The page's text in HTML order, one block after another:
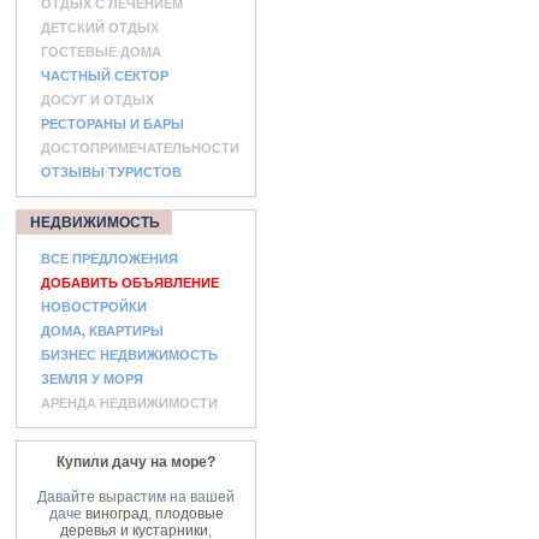
ОТДЫХ С ЛЕЧЕНИЕМ
ДЕТСКИЙ ОТДЫХ
ГОСТЕВЫЕ ДОМА
ЧАСТНЫЙ СЕКТОР
ДОСУГ И ОТДЫХ
РЕСТОРАНЫ И БАРЫ
ДОСТОПРИМЕЧАТЕЛЬНОСТИ
ОТЗЫВЫ ТУРИСТОВ
НЕДВИЖИМОСТЬ
ВСЕ ПРЕДЛОЖЕНИЯ
ДОБАВИТЬ ОБЪЯВЛЕНИЕ
НОВОСТРОЙКИ
ДОМА, КВАРТИРЫ
БИЗНЕС НЕДВИЖИМОСТЬ
ЗЕМЛЯ У МОРЯ
АРЕНДА НЕДВИЖИМОСТИ
Купили дачу на море?
Давайте вырастим на вашей
даче виноград, плодовые
деревья и кустарники,